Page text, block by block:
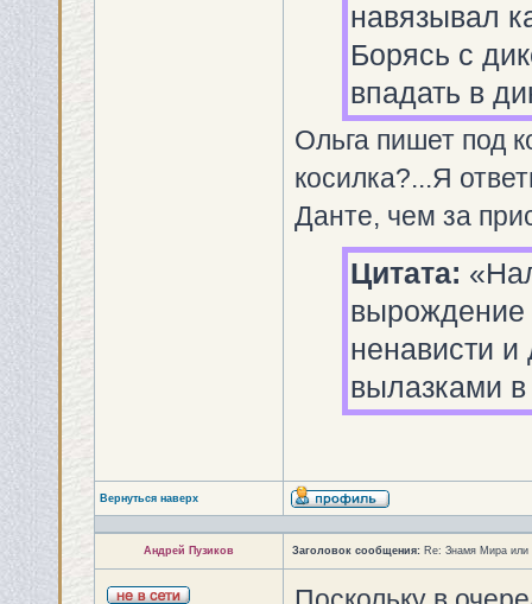
навязывал
Борясь с
впадать в
Ольга пишет под
косилка?...Я
Данте, чем за
Цитата:
вырождение
ненависти
вылазками в
Вернуться наверх
Андрей Пузиков Заголовок сообщения: Re: Знамя Мира или